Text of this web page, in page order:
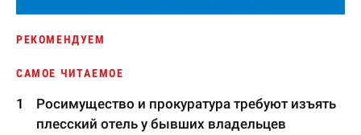
РЕКОМЕНДУЕМ
САМОЕ ЧИТАЕМОЕ
Росимущество и прокуратура требуют изъять
плесский отель у бывших владельцев